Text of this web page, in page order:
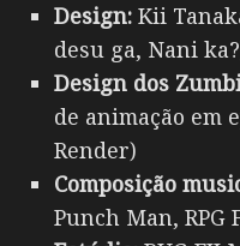
Design: Kii
desu ga, Nani
Design dos
de animação em
Render)
Composição
Punch Man, RPG